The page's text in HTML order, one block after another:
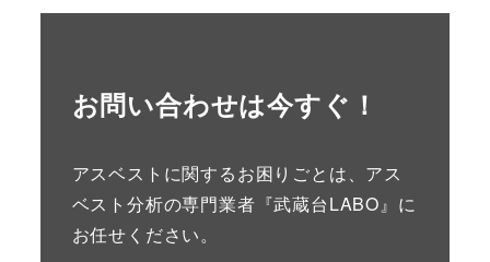
お問い合わせは今すぐ！
アスベストに関するお困りごとは、アス
ベスト分析の専門業者『武蔵台LABO』に
お任せください。